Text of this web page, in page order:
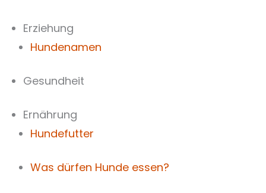
Inhalt
springen
Erziehung
Hundenamen
Gesundheit
Ernährung
Hundefutter
Was dürfen Hunde essen?